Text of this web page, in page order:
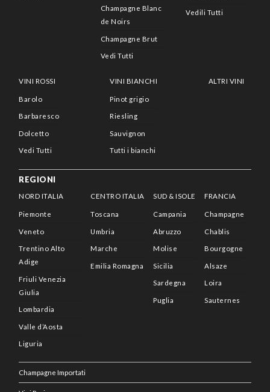
Champagne Blanc
de Noirs
Champagne Brut
Vedi Tutti
Vedili Tutti
VINI ROSSI
Barolo
Barbaresco
Dolcetto
Vedi Tutti
VINI BIANCHI
Pinot grigio
Riesling
Sauvignon
Tutti i bianchi
ALTRI VINI
REGIONI
NORD ITALIA
Piemonte
Veneto
Trentino Alto
Adige
Friuli Venezia
Giulia
Lombardia
Valle d’Aosta
Liguria
CENTRO ITALIA
Toscana
Umbria
Marche
Emilia Romagna
SUD & ISOLE
Campania
Abruzzo
Molise
Sicilia
Sardegna
Puglia
FRANCIA
Champagne
Chablis
Bourgogne
Alsaze
Loira
Sauternes
Champagne Importati